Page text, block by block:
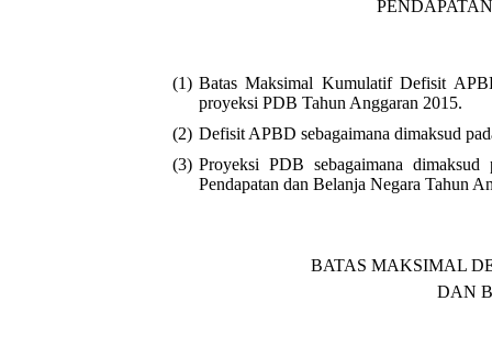
(1) Batas Maksimal Kumulatif Defisit
proyeksi PDB Tahun Anggaran 2015.
(2) Defisit APBD sebagaimana dimaksud
(3) Proyeksi PDB sebagaimana
Pendapatan dan Belanja Negara Tahun
BATAS MAKSIMAL
DAN